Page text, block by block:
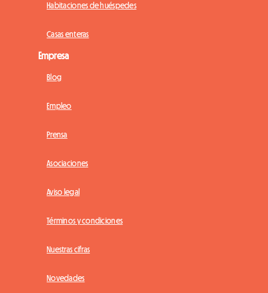
Habitaciones de huéspedes
Casas enteras
Empresa
Blog
Empleo
Prensa
Asociaciones
Aviso legal
Términos y condiciones
Nuestras cifras
Novedades